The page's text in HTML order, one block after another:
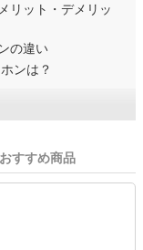
リット・デメリッ
の違い
ンは？
おすすめ商品